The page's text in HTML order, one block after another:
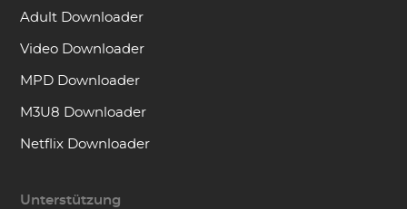
Adult Downloader
Video Downloader
MPD Downloader
M3U8 Downloader
Netflix Downloader
Unterstützung